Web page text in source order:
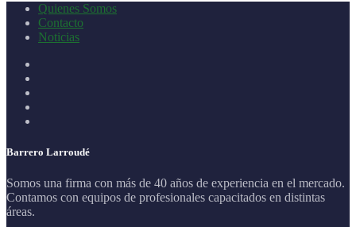
Quienes Somos
Contacto
Noticias
Barrero Larroudé
Somos una firma con más de 40 años de experiencia en el mercado.
Contamos con equipos de profesionales capacitados en distintas
áreas.